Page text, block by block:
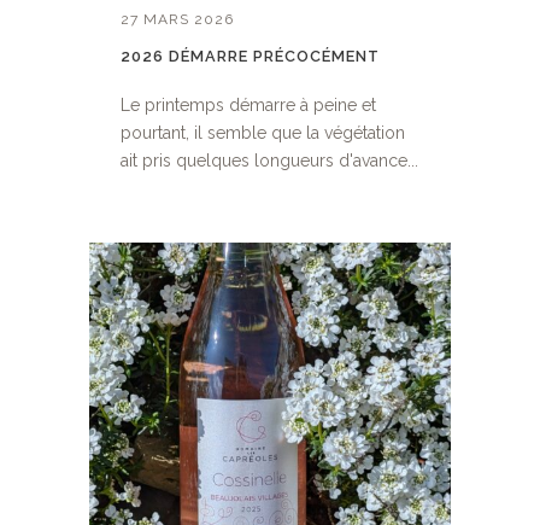
27 MARS 2026
2026 DÉMARRE PRÉCOCÉMENT
Le printemps démarre à peine et
pourtant, il semble que la végétation
ait pris quelques longueurs d'avance...